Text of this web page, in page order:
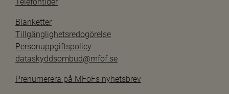
Blanketter
Tillgänglighetsredogörelse
Personuppgiftspolicy
dataskyddsombud@mfof.se
Prenumerera på MFoFs nyhetsbrev